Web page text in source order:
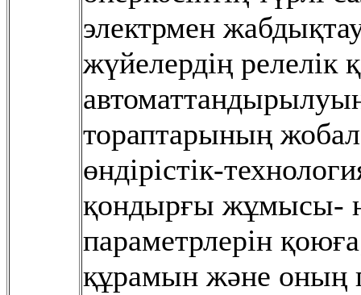
электрмен
жүйелердің
тораптарының
өндірістік-
қондырғы жұмысы-
параметрлерін
құрамын жəне оның